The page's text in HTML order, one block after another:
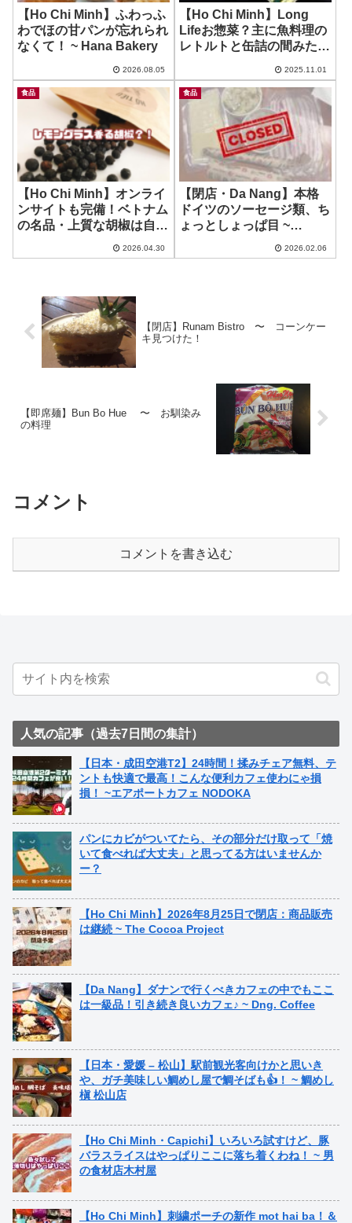
【Ho Chi Minh】ふわっふ
わでほの甘パンが忘れられ
なくて！ ~ Hana Bakery
2026.08.05
【Ho Chi Minh】Long
Lifeお惣菜？主に魚料理の
レトルトと缶詰の間みたい
Vietnam
2025.11.01
食品
【Ho Chi Minh】オンライ
ンサイトも完備！ベトナム
の名品・上質な胡椒は自分
Ho Tieu
2026.04.30
食品
【閉店・Da Nang】本格
ドイツのソーセージ類、ち
ょっとしょっぱ目 ~
2026.02.06
【閉店】Runam Bistro 〜 コーンケー
キ見つけた！
【即席麺】Bun Bo Hue 〜 お馴染み
の料理
コメント
コメントを書き込む
人気の記事（過去7日間の集計）
【日本・成田空港T2】24時間！揉みチェア無料、テ
ントも快適で最高！こんな便利カフェ使わにゃ損
損！ ~エアポートカフェ NODOKA
パンにカビがついてたら、その部分だけ取って「焼
いて食べれば大丈夫」と思ってる方はいませんか
ー？
【Ho Chi Minh】2026年8月25日で閉店：商品販売
は継続 ~ The Cocoa Project
【Da Nang】ダナンで行くべきカフェの中でもここ
は一級品！引き続き良いカフェ♪ ~ Dng. Coffee
【日本・愛媛 – 松山】駅前観光客向けかと思いき
や、ガチ美味しい鯛めし屋で鯛そばも👍！ ~ 鯛めし
槇 松山店
【Ho Chi Minh・Capichi】いろいろ試すけど、豚
バラスライスはやっぱりここに落ち着くわね！ ~ 男
の食材店木村屋
【Ho Chi Minh】刺繍ポーチの新作 mot hai ba！＆